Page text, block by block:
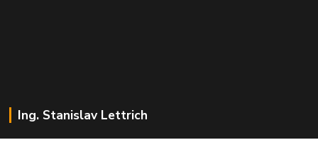
Ing. Stanislav Lettrich